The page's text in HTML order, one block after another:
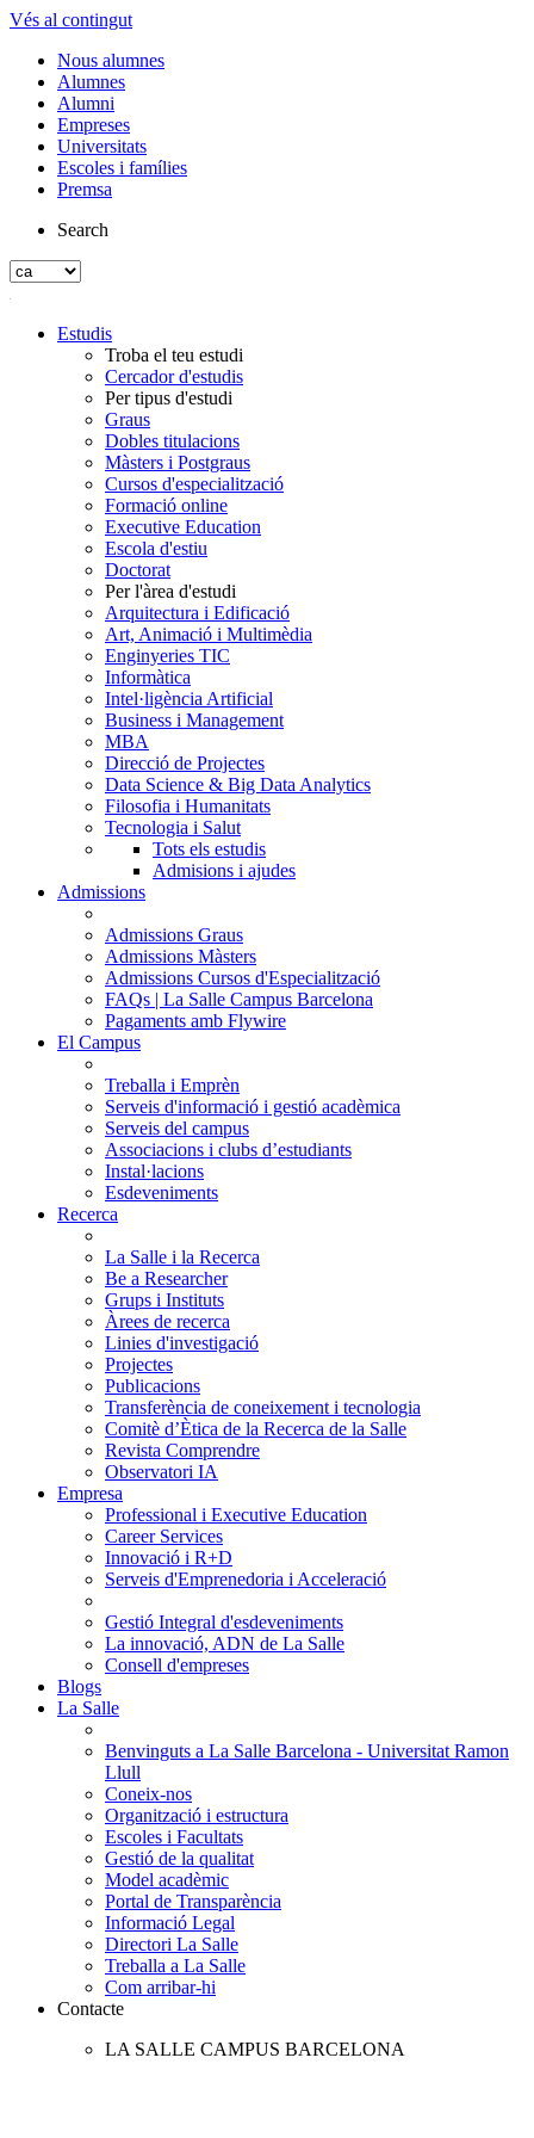
Vés al contingut
Nous alumnes
Alumnes
Alumni
Empreses
Universitats
Escoles i famílies
Premsa
Search
Estudis
Troba el teu estudi
Cercador d'estudis
Per tipus d'estudi
Graus
Dobles titulacions
Màsters i Postgraus
Cursos d'especialització
Formació online
Executive Education
Escola d'estiu
Doctorat
Per l'àrea d'estudi
Arquitectura i Edificació
Art, Animació i Multimèdia
Enginyeries TIC
Informàtica
Intel·ligència Artificial
Business i Management
MBA
Direcció de Projectes
Data Science & Big Data Analytics
Filosofia i Humanitats
Tecnologia i Salut
Tots els estudis
Admisions i ajudes
Admissions
Admissions Graus
Admissions Màsters
Admissions Cursos d'Especialització
FAQs | La Salle Campus Barcelona
Pagaments amb Flywire
El Campus
Treballa i Emprèn
Serveis d'informació i gestió acadèmica
Serveis del campus
Associacions i clubs d’estudiants
Instal·lacions
Esdeveniments
Recerca
La Salle i la Recerca
Be a Researcher
Grups i Instituts
Àrees de recerca
Linies d'investigació
Projectes
Publicacions
Transferència de coneixement i tecnologia
Comitè d’Ètica de la Recerca de la Salle
Revista Comprendre
Observatori IA
Empresa
Professional i Executive Education
Career Services
Innovació i R+D
Serveis d'Emprenedoria i Acceleració
Gestió Integral d'esdeveniments
La innovació, ADN de La Salle
Consell d'empreses
Blogs
La Salle
Benvinguts a La Salle Barcelona - Universitat Ramon
Llull
Coneix-nos
Organització i estructura
Escoles i Facultats
Gestió de la qualitat
Model acadèmic
Portal de Transparència
Informació Legal
Directori La Salle
Treballa a La Salle
Com arribar-hi
Contacte
LA SALLE CAMPUS BARCELONA